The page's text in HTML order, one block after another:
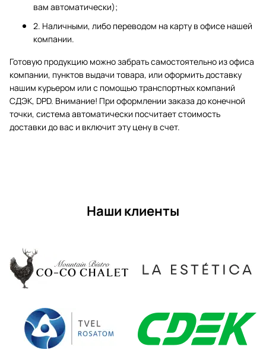
вам автоматически);
2. Наличными, либо переводом на карту в офисе нашей
компании.
Готовую продукцию можно забрать самостоятельно из офиса
компании, пунктов выдачи товара, или оформить доставку
нашим курьером или с помощью транспортных компаний
СДЭК, DPD. Внимание! При оформлении заказа до конечной
точки, система автоматически посчитает стоимость
доставки до вас и включит эту цену в счет.
Наши клиенты